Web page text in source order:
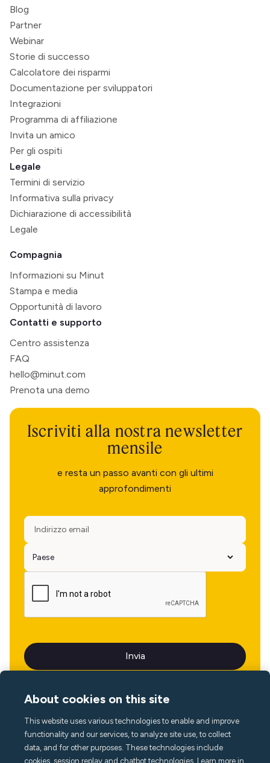
Blog
Partner
Webinar
Storie di successo
Calcolatore dei risparmi
Documentazione per sviluppatori
Integrazioni
Programma di affiliazione
Invita un amico
Per gli ospiti
Legale
Termini di servizio
Informativa sulla privacy
Dichiarazione di accessibilità
Legale
Compagnia
Informazioni su Minut
Stampa e media
Opportunità di lavoro
Contatti e supporto
Centro assistenza
FAQ
hello@minut.com
Prenota una demo
Iscriviti alla nostra newsletter
mensile
e resta un passo avanti con gli ultimi
approfondimenti
Lingua
About cookies on this site
This website uses various technologies to enable and improve
functionality and our services, to analyze site use, to collect
data, and for other purposes. These technologies include
cookies, session replay and chatbot technologies. Learn more in